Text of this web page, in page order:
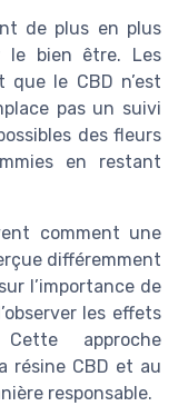
de plus en plus
le bien être. Les
que le CBD n’est
pas un suivi
des fleurs
en restant
comment une
différemment
l’importance de
les effets
approche
résine CBD et au
responsable.